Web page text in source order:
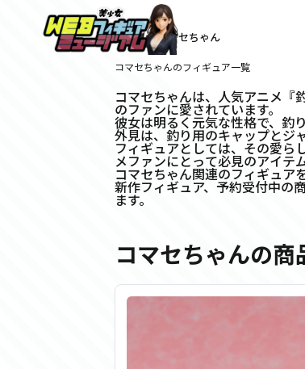
ホーム>コマセちゃん
コマセちゃんのフィギュア一覧
コマセちゃんは、人気アニメ『
のファンに愛されています。
彼女は明るく元気な性格で、釣
外見は、釣り用のキャップとジ
フィギュアとしては、その愛ら
メファンにとって必見のアイテ
コマセちゃん関連のフィギュア
新作フィギュア、予約受付中の
ます。
コマセちゃんの商